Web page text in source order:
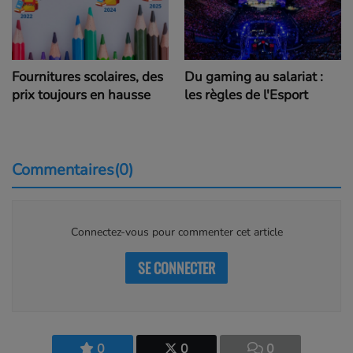
0 0 0
Fournitures scolaires, des
prix toujours en hausse
Du gaming au salariat :
les règles de l'Esport
Commentaires(0)
Connectez-vous pour commenter cet article
SE CONNECTER